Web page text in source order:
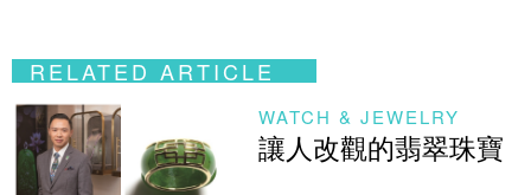
RELATED ARTICLE
WATCH & JEWELRY
讓人改觀的翡翠珠寶